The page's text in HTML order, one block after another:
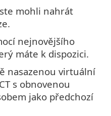
mohli nahrát
nejnovějšího
máte k dispozici.
nasazenou virtuální
s obnovenou
jako předchozí